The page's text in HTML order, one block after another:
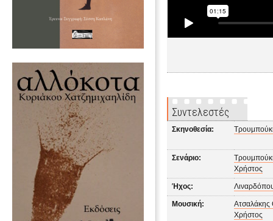
Συντελεστές
Σκηνοθεσία:
Σενάριο:
Χρήστος
Ήχος:
Μουσική:
Ατσαλάκης
Χρήστος